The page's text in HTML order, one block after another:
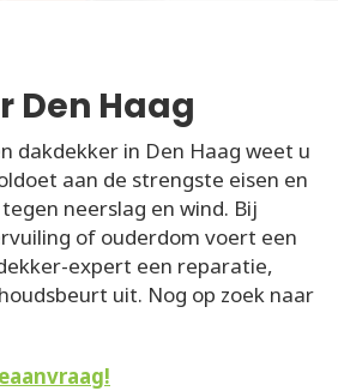
Den Haag
dakdekker in Den Haag weet u
aan de strengste eisen en
neerslag en wind. Bij
of ouderdom voert een
expert een reparatie,
uit. Nog op zoek naar